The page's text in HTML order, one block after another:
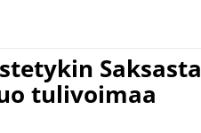
Saksasta
tulivoimaa